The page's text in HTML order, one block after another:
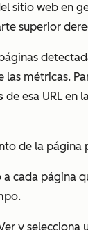
sitio web en
superior
métricas.
de esa URL en
de la página
a cada página
y selecciona